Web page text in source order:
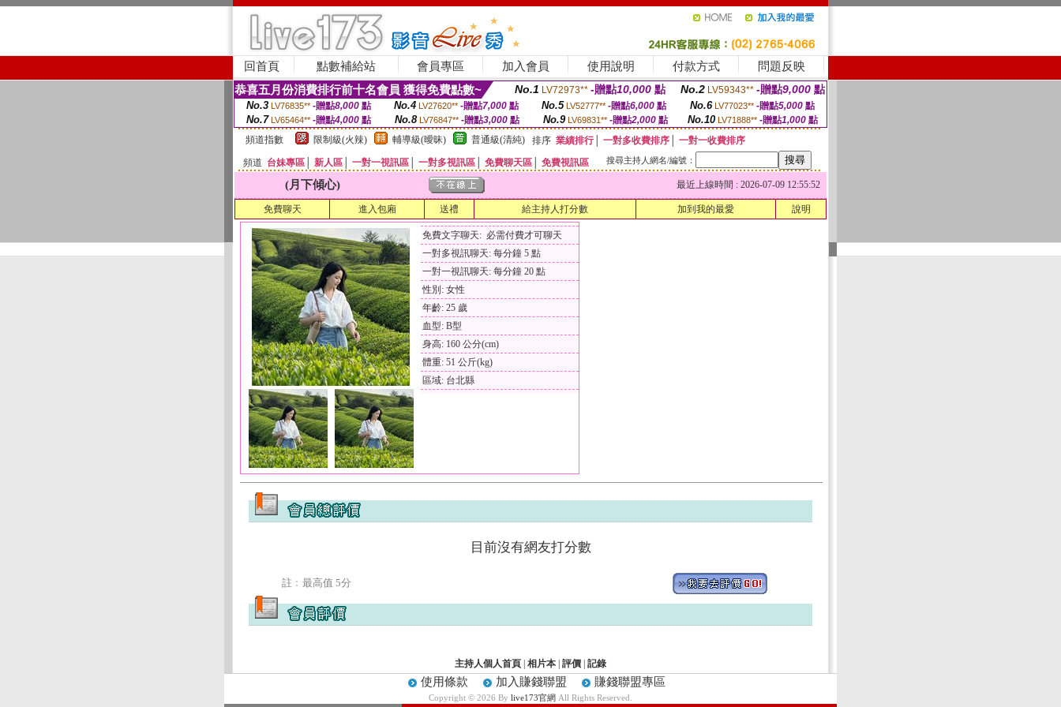
回首頁 點數補給站 會員專區 加入會員 使用說明 付款方式 問題反映
恭喜五月份消費排行前十名會員 獲得免費點數~ No.1 LV72973** -贈點10,000 點 No.2 LV59343** -贈點9,000 點
No.3 LV76835** -贈點8,000點 No.4 LV27620** -贈點7,000點 No.5 LV52777** -贈點6,000點 No.6 LV77023** -贈點5,000點
No.7 LV65464** -贈點4,000 點 No.8 LV76847** -贈點3,000 點 No.9 LV69831** -贈點2,000點 No.10 LV71888** -贈點1,000 點
頻道指數
限制級(火辣) 輔導級(曖昧) 普通級(清純) 排序 業績排行│ 一對多收費排序
一對一收費排序
頻道 台妹專區 新人區 一對一視訊區 一對多視訊區 免費聊天區 免費視訊區 搜尋主持人網名/編號：
(月下傾心) 最近上線時間 : 2026-07-09 12:55:52
免費聊天 進入包廂 送禮 給主持人打分數 加到我的最愛 說明
免費文字聊天: 必需付費才可聊天
一對多視訊聊天: 每分鐘 5 點
一對一視訊聊天: 每分鐘 20 點
性別: 女性
年齡: 25 歲
血型: B型
身高: 160 公分(cm)
體重: 51 公斤(kg)
區域: 台北縣
目前沒有網友打分數
註﹕最高值 5分
主持人個人首頁 相片本 評價 記錄
使用條款 加入賺錢聯盟 賺錢聯盟專區
Copyright © 2026 By live173官網 All Rights Reserved.